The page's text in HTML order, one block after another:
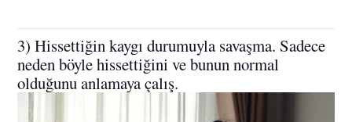
3) Hissettiğin kaygı durumuyla savaşma. Sadece
neden böyle hissettiğini ve bunun normal
olduğunu anlamaya çalış.